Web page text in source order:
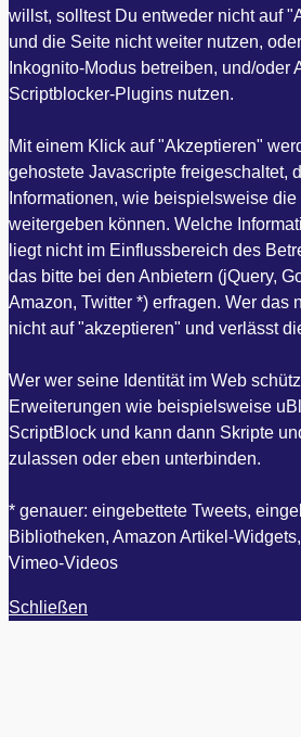
willst, solltest Du entweder nicht auf
und die Seite nicht weiter nutzen,
Inkognito-Modus betreiben, und/oder
Scriptblocker-Plugins nutzen.
Mit einem Klick auf "Akzeptieren"
gehostete Javascripte freigeschaltet,
Informationen, wie beispielsweise
weitergeben können. Welche
liegt nicht im Einflussbereich des
das bitte bei den Anbietern (jQuery,
Amazon, Twitter *) erfragen. Wer das
nicht auf "akzeptieren" und verlässt
Wer wer seine Identität im Web
Erweiterungen wie beispielsweise
ScriptBlock und kann dann Skripte
zulassen oder eben unterbinden.
* genauer: eingebettete Tweets,
Bibliotheken, Amazon Artikel-
Vimeo-Videos
Schließen